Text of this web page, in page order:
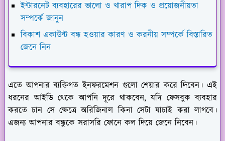
ইন্টারনেট ব্যবহারের ভালো ও খারাপ দিক ও প্রয়োজনীয়তা
সম্পর্কে জানুন
বিকাশ একাউন্ট বন্ধ হওয়ার কারণ ও করনীয় সম্পর্কে বিস্তারিত
জেনে নিন
এতে আপনার ব্যক্তিগত ইনফরমেশন গুলো শেয়ার করে দিবেন। এই
ধরনের আইডি থেকে আপনি দূরে থাকবেন, যদি ফেসবুক ব্যবহার
করতে চান সে ক্ষেত্রে অরিজিনাল কিনা সেটা যাচাই করা লাগবে।
এজন্য আপনার বন্ধুকে সরাসরি ফোনে কল দিয়ে জেনে নিবেন।